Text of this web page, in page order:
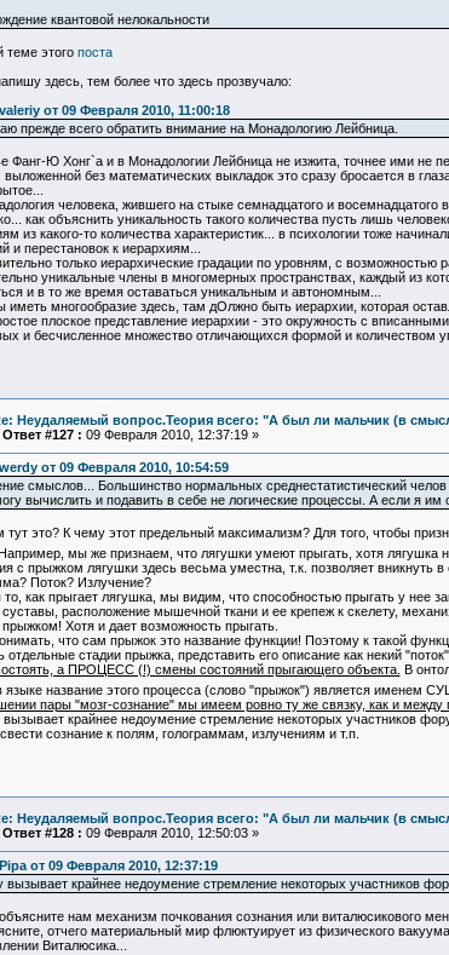
квантовой нелокальности
теме этого поста
здесь, тем более что здесь прозвучало:
от 09 Февраля 2010, 11:00:18
прежде всего обратить внимание на Монадологию Лейбница.
Фанг-Ю Хонг`а и в Монадологии Лейбница не изжита, точнее ими не
выложенной без математических выкладок это сразу бросается в
человека, жившего на стыке семнадцатого и
как объяснить уникальность такого количества пусть лишь
из какого-то количества характеристик... в психологии тоже
и перестановок к иерархиям...
только иерархические градации по уровням, с
уникальные члены в многомерных пространствах, каждый из
и в то же время оставаться уникальным и автономным...
иметь многообразие здесь, там дОлжно быть иерархии, которая
плоское представление иерархии - это окружность с
и бесчисленное множество отличающихся формой и количеством
Неудаляемый вопрос.Теория всего: "А был ли мальчик (в
Ответ #127 : 09 Февраля 2010, 12:37:19 »
от 09 Февраля 2010, 10:54:59
смыслов... Большинство нормальных среднестатистический
вычислить и подавить в себе не логические процессы. А если я
это? К чему этот предельный максимализм? Для того, чтобы
мы же признаем, что лягушки умеют прыгать, хотя лягушка
с прыжком лягушки здесь весьма уместна, т.к. позволяет вникнуть
Поток? Излучение?
как прыгает лягушка, мы видим, что способностью прыгать у нее
суставы, расположение мышечной ткани и ее крепеж к скелету,
прыжком! Хотя и дает возможность прыгать.
что сам прыжок это название функции! Поэтому к такой
отдельные стадии прыжка, представить его описание как некий
а ПРОЦЕСС (!) смены состояний прыгающего объекта.
В
языке название этого процесса (слово "прыжок") является именем
пары "мозг-сознание" мы имеем ровно ту же связку, как и между
крайнее недоумение стремление некоторых участников
сознание к полям, голограммам, излучениям и т.п.
Неудаляемый вопрос.Теория всего: "А был ли мальчик (в
Ответ #128 : 09 Февраля 2010, 12:50:03 »
от 09 Февраля 2010, 12:37:19
вызывает крайнее недоумение стремление некоторых участников
нам механизм почкования сознания или виталюсикового
отчего материальный мир флюктуирует из физического
Виталюсика...